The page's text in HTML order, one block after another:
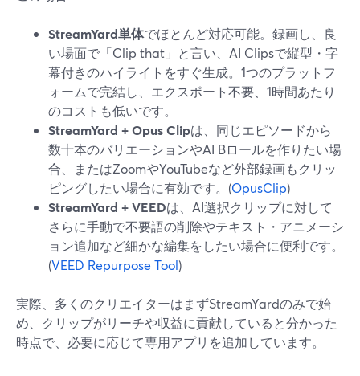
StreamYard単体でほとんど対応可能。録画し、良
い場面で「Clip that」と言い、AI Clipsで縦型・字
幕付きのハイライトをすぐ生成。1つのプラットフ
ォームで完結し、エクスポート不要、1時間あたり
のコストも低いです。
StreamYard + Opus Clipは、同じエピソードから
数十本のバリエーションやAI Bロールを作りたい場
合、またはZoomやYouTubeなど外部録画もクリッ
ピングしたい場合に有効です。(OpusClip)
StreamYard + VEEDは、AI選択クリップに対して
さらに手動で不要語の削除やテキスト・アニメーシ
ョン追加など細かな編集をしたい場合に便利です。
(VEED Repurpose Tool)
実際、多くのクリエイターはまずStreamYardのみで始
め、クリップがリーチや収益に貢献していると分かった
時点で、必要に応じて専用アプリを追加しています。